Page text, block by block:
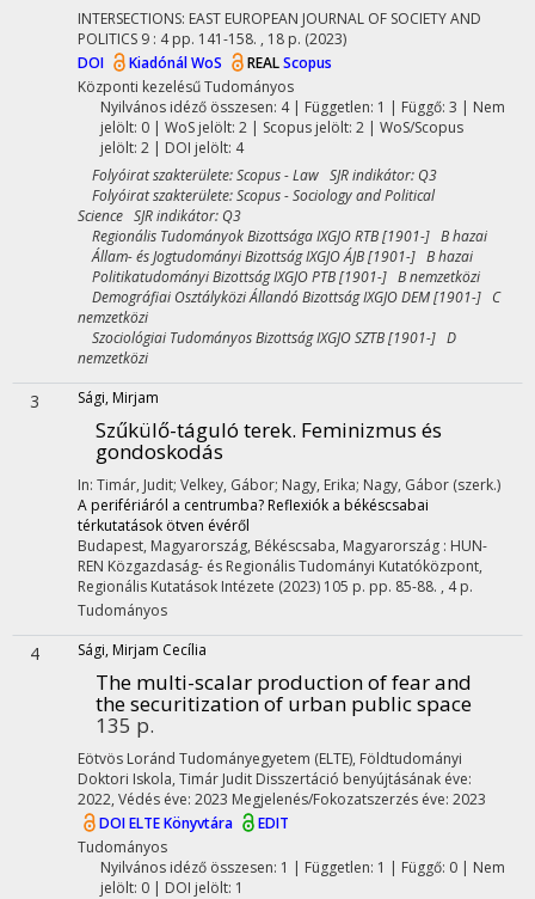
INTERSECTIONS: EAST EUROPEAN JOURNAL OF SOCIETY AND
POLITICS 9 : 4 pp. 141-158. , 18 p. (2023)
DOI
KiadónálWoS REALScopus
Központi kezelésűTudományos
Nyilvános idéző összesen: 4| Független: 1 | Függő: 3 | Nem
jelölt: 0 | WoS jelölt: 2 | Scopus jelölt: 2 | WoS/Scopus
jelölt: 2 | DOI jelölt: 4
Folyóirat szakterülete: Scopus - Law SJR indikátor: Q3
Folyóirat szakterülete: Scopus - Sociology and Political
Science SJR indikátor: Q3
Regionális Tudományok Bizottsága IXGJO RTB [1901-] B hazai
Állam- és Jogtudományi Bizottság IXGJO ÁJB [1901-] B hazai
Politikatudományi Bizottság IXGJO PTB [1901-] B nemzetközi
Demográfiai Osztályközi Állandó Bizottság IXGJO DEM [1901-] C
nemzetközi
Szociológiai Tudományos Bizottság IXGJO SZTB [1901-] D
nemzetközi
3 Sági, Mirjam
Szűkülő-táguló terek. Feminizmus és
gondoskodás
In: Timár, Judit; Velkey, Gábor; Nagy, Erika; Nagy, Gábor (szerk.)
A perifériáról a centrumba? Reflexiók a békéscsabai
térkutatások ötven évéről
Budapest, Magyarország, Békéscsaba, Magyarország : HUN-
REN Közgazdaság- és Regionális Tudományi Kutatóközpont,
Regionális Kutatások Intézete (2023) 105 p. pp. 85-88. , 4 p.
Tudományos
4 Sági, Mirjam Cecília
The multi-scalar production of fear and
the securitization of urban public space
135 p.
Eötvös Loránd Tudományegyetem (ELTE), Földtudományi
Doktori Iskola, Timár Judit Disszertáció benyújtásának éve:
2022, Védés éve: 2023 Megjelenés/Fokozatszerzés éve: 2023
DOIELTE Könyvtára
EDIT
Tudományos
Nyilvános idéző összesen: 1 | Független: 1 | Függő: 0 | Nem
jelölt: 0 | DOI jelölt: 1